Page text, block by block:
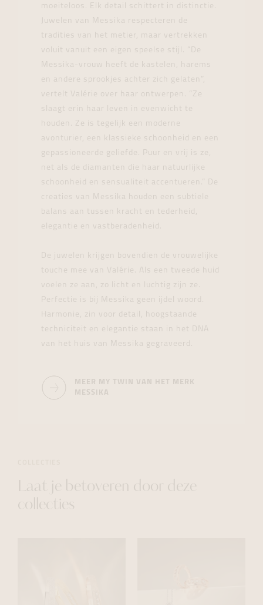
moeiteloos. Elk detail schittert in distinctie.
Juwelen van Messika respecteren de
tradities van het metier, maar vertrekken
voluit vanuit een eigen speelse stijl. “De
Messika-vrouw heeft de kastelen, harems
en andere sprookjes achter zich gelaten”,
vertelt Valérie over haar ontwerpen. “Ze
slaagt erin haar leven in evenwicht te
houden. Ze is tegelijk een moderne
avonturier, een klassieke schoonheid en een
gepassioneerde geliefde. Puur en vrij is ze,
net als de diamanten die haar natuurlijke
schoonheid en sensualiteit accentueren.” De
creaties van Messika houden een subtiele
balans aan tussen kracht en tederheid,
elegantie en vastberadenheid.
De juwelen krijgen bovendien de vrouwelijke
touche mee van Valérie. Als een tweede huid
voelen ze aan, zo licht en luchtig zijn ze.
Perfectie is bij Messika geen ijdel woord.
Harmonie, zin voor detail, hoogstaande
techniciteit en elegantie staan in het DNA
van het huis van Messika gegraveerd.
MEER MY TWIN VAN HET MERK
MESSIKA
Laat je betoveren door deze
collecties